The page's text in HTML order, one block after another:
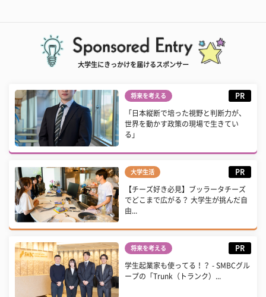
大学生にきっかけを届けるスポンサー
将来を考える PR
「日本縦断で培った視野と判断力が、
世界を動かす政策の現場で生きてい
る」
大学生活 PR
【チーズ好き必見】ブッラータチーズ
でどこまで広がる？ 大学生が挑んだ自
由...
将来を考える PR
学生起業家も使ってる！？ - SMBCグル
ープの「Trunk（トランク）...